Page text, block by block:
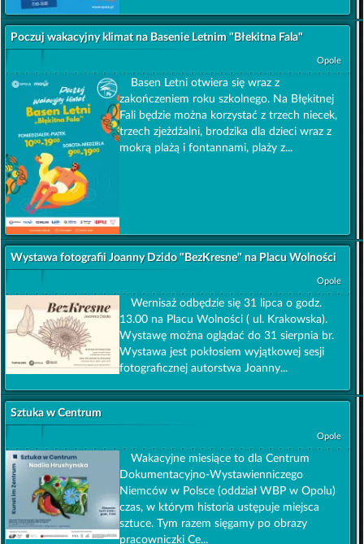
Poczuj wakacyjny klimat na Basenie Letnim "Błekitna Fala"
Opole
Basen Letni otwiera się wraz z
zakończeniem roku szkolnego. Na Błękitnej
Fali będzie można korzystać z trzech niecek,
trzech zjeżdżalni, brodzika dla dzieci wraz z
mokrą plażą i fontannami, plaży z...
Wystawa fotografii Joanny Dzido "BezKresne" na Placu Wolności
Opole
Wernisaż odbędzie się 31 lipca o godz.
13.00 na Placu Wolności ( ul. Krakowska).
Wystawę można oglądać do 31 sierpnia br.
Wystawa jest pokłosiem wyjątkowej sesji
fotograficznej autorstwa Joanny...
Sztuka w Centrum
Opole
Wakacyjne miesiące to dla Centrum
Dokumentacyjno-Wystawienniczego
Niemców w Polsce (oddział WBP w Opolu)
czas, w którym historia ustępuje miejsca
sztuce. Tym razem sięgamy po obrazy
pracowniczki Ce...